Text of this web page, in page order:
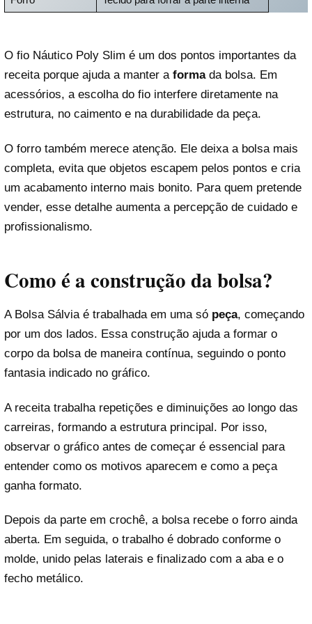
O fio Náutico Poly Slim é um dos pontos importantes da
receita porque ajuda a manter a formada bolsa. Em
acessórios, a escolha do fio interfere diretamente na
estrutura, no caimento e na durabilidade da peça.
O forro também merece atenção. Ele deixa a bolsa mais
completa, evita que objetos escapem pelos pontos e cria
um acabamento interno mais bonito. Para quem pretende
vender, esse detalhe aumenta a percepção de cuidado e
profissionalismo.
Como é a construção da bolsa?
A Bolsa Sálvia é trabalhada em uma só peça, começando
por um dos lados. Essa construção ajuda a formar o
corpo da bolsa de maneira contínua, seguindo o ponto
fantasia indicado no gráfico.
A receita trabalha repetições e diminuições ao longo das
carreiras, formando a estrutura principal. Por isso,
observar o gráfico antes de começar é essencial para
entender como os motivos aparecem e como a peça
ganha formato.
Depois da parte em crochê, a bolsa recebe o forro ainda
aberta. Em seguida, o trabalho é dobrado conforme o
molde, unido pelas laterais e finalizado com a aba e o
fecho metálico.